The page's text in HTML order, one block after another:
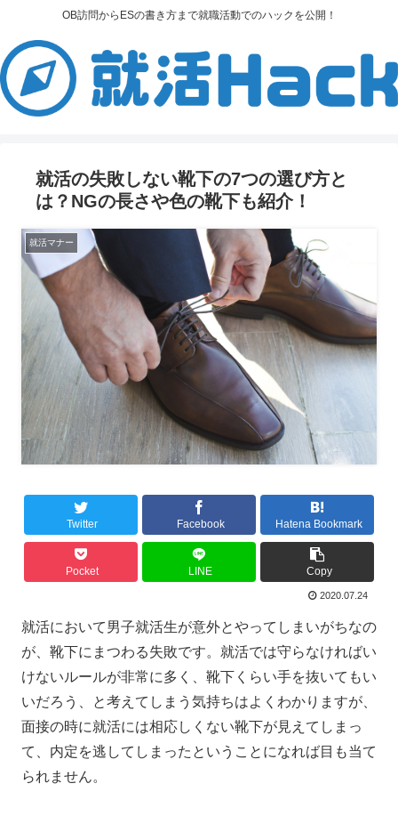
OB訪問からESの書き方まで就職活動でのハックを公開！
就活の失敗しない靴下の7つの選び方と
は？NGの長さや色の靴下も紹介！
就活マナー
Twitter Facebook Hatena Bookmark
Pocket LINE Copy
2020.07.24
就活において男子就活生が意外とやってしまいがちなの
が、靴下にまつわる失敗です。就活では守らなければい
けないルールが非常に多く、靴下くらい手を抜いてもい
いだろう、と考えてしまう気持ちはよくわかりますが、
面接の時に就活には相応しくない靴下が見えてしまっ
て、内定を逃してしまったということになれば目も当て
られません。